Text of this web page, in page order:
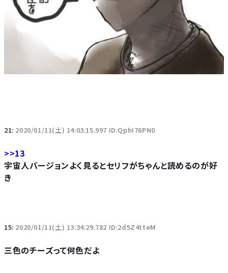
21: 2020/01/11(土) 14:03:15.997 ID:QphI76PN0
>>13
宇宙人バージョンよく見るとセリフがちゃんと読めるのが好
き
15: 2020/01/11(土) 13:34:29.782 ID:2d5Z4tteM
三色のチーズって何色だよ